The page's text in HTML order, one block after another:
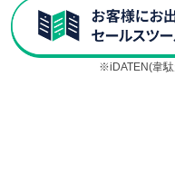
※iDATEN(韋駄